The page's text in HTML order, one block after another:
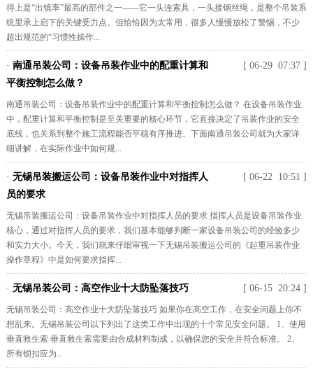
得上是“出镜率”最高的部件之一——它一头连索具，一头接钢丝绳，是整个吊装系
统里承上启下的关键受力点。但恰恰因为太常用，很多人慢慢放松了警惕，不少
超出规范的“习惯性操作...
· 南通吊装公司：设备吊装作业中的配重计算和
平衡控制怎么做？
[ 06-29 07:37 ]
南通吊装公司：设备吊装作业中的配重计算和平衡控制怎么做？ 在设备吊装作业
中，配重计算和平衡控制是至关重要的核心环节，它直接决定了吊装作业的安全
底线，也关系到整个施工流程能否平稳有序推进。下面南通吊装公司就为大家详
细讲解，在实际作业中如何规...
· 无锡吊装搬运公司：设备吊装作业中对指挥人
员的要求
[ 06-22 10:51 ]
无锡吊装搬运公司：设备吊装作业中对指挥人员的要求 指挥人员是设备吊装作业
核心，通过对指挥人员的要求，我们基本能够判断一家设备吊装公司的经验多少
和实力大小。今天，我们就来仔细审视一下无锡吊装搬运公司的《起重吊装作业
操作章程》中是如何要求指挥...
· 无锡吊装公司：高空作业十大防坠落技巧 [ 06-15 20:24 ]
无锡吊装公司：高空作业十大防坠落技巧 如果你在高空工作，在安全问题上你不
想乱来。无锡吊装公司以下列出了这类工作中出现的十个常见安全问题。 1、使用
垂直救生索 垂直救生索需要由合成材料制成，以确保您的安全并符合标准。 2、
所有锁扣应为...